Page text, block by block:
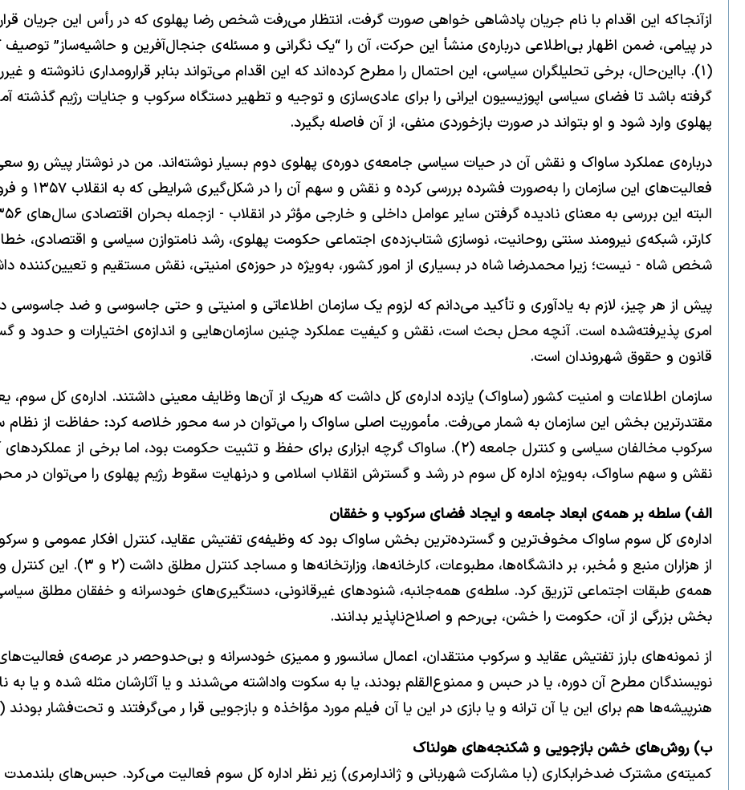
ازآنجاکه این اقدام با نام جریان پادشاهی خواهی صورت گرفت، انتظار می‌رفت شخص رضا پهلوی که در رأس این جریان
در پیامی، ضمن اظهار بی‌اطلاعی درباره‌ی منشأ این حرکت، آن را “یک نگرانی و مسئله‌ی جنجال‌آفرین و حاشیه‌ساز” توصیف
(۱). بااین‌حال، برخی تحلیلگران سیاسی، این احتمال را مطرح کرده‌اند که این اقدام می‌تواند بنابر قرارومداری نانوشته و
گرفته باشد تا فضای سیاسی اپوزیسیون ایرانی را برای عادی‌سازی و توجیه و تطهیر دستگاه سرکوب و جنایات رژیم گذشته
پهلوی وارد شود و او بتواند در صورت بازخوردی منفی، از آن فاصله بگیرد.
درباره‌ی عملکرد ساواک و نقش آن در حیات سیاسی جامعه‌ی دوره‌ی پهلوی دوم بسیار نوشته‌اند. من در نوشتار پیش رو
فعالیت‌های
کارتر، شبکه‌ی نیرومند سنتی روحانیت، نوسازی شتاب‌زده‌ی اجتماعی حکومت پهلوی، رشد نامتوازن سیاسی و اقتصادی،
شخص شاه - نیست؛ زیرا محمدرضا شاه در بسیاری از امور کشور، به‌ویژه در حوزه‌ی امنیتی، نقش مستقیم و تعیین‌کننده
پیش از هر چیز، لازم به یادآوری و تأکید می‌دانم که لزوم یک سازمان اطلاعاتی و امنیتی و حتی جاسوسی و ضد جاسوسی
امری پذیرفته‌شده است. آنچه محل بحث است، نقش و کیفیت عملکرد چنین سازمان‌هایی و اندازه‌ی اختیارات و حدود و
قانون و حقوق شهروندان است.
سازمان اطلاعات و امنیت کشور (ساواک) یازده اداره‌ی کل داشت که هریک از آن‌ها وظایف معینی داشتند. اداره‌ی کل سوم،
مقتدرترین بخش این سازمان به شمار می‌رفت. مأموریت اصلی ساواک را می‌توان در سه محور خلاصه کرد: حفاظت از نظام
سرکوب مخالفان سیاسی و کنترل جامعه (۲). ساواک گرچه ابزاری برای حفظ و تثبیت حکومت بود، اما
نقش و سهم ساواک، به‌ویژه اداره کل سوم در رشد و گسترش انقلاب اسلامی و درنهایت سقوط رژیم پهلوی را می‌توان در
الف) سلطه بر همه‌ی ابعاد جامعه و ایجاد فضای سرکوب و خفقان
اداره‌ی کل سوم ساواک مخوف‌ترین و گسترده‌ترین بخش ساواک بود که وظیفه‌ی تفتیش عقاید، کنترل افکار عمومی و سرکوب
از هزاران منبع و مُخبر، بر
همه‌ی طبقات اجتماعی تزریق کرد. سلطه‌ی همه‌جانبه، شنودهای غیرقانونی، دستگیری‌های خودسرانه و خفقان مطلق
بخش بزرگی از آن، حکومت را خشن، بی‌رحم و اصلاح‌ناپذیر بدانند.
از نمونه‌های بارز تفتیش عقاید و سرکوب منتقدان، اعمال سانسور و ممیزی خودسرانه و بی‌حدوحصر در عرصه‌ی
نویسندگان مطرح آن دوره، یا در حبس و ممنوع‌القلم بودند، یا به سکوت واداشته می‌شدند و یا آثارشان مثله شده و یا
هنرپیشه‌ها هم برای این یا آن ترانه و یا بازی در این یا آن فیلم مورد مؤاخذه و بازجویی قرا ر می‌گرفتند و تحت‌فشار بودند (۴، ۵ و ۶).
ب) روش‌های خشن بازجویی و شکنجه‌های هولناک
کمیته‌ی مشترک ضدخرابکاری (با مشارکت شهربانی و ژاندارمری) زیر نظر اداره کل سوم فعالیت می‌کرد. حبس‌های